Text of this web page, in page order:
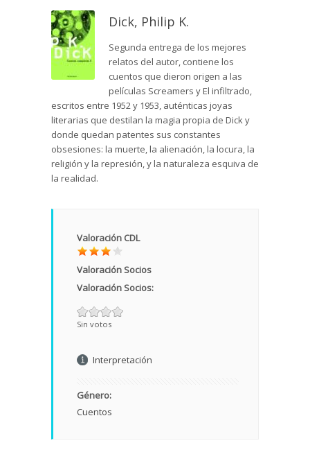
Dick, Philip K.
Segunda entrega de los mejores
relatos del autor, contiene los
cuentos que dieron origen a las
películas Screamers y El infiltrado,
escritos entre 1952 y 1953, auténticas joyas
literarias que destilan la magia propia de Dick y
donde quedan patentes sus constantes
obsesiones: la muerte, la alienación, la locura, la
religión y la represión, y la naturaleza esquiva de
la realidad.
Valoración CDL
Valoración Socios
Valoración Socios:
Sin votos
Interpretación
Género:
Cuentos